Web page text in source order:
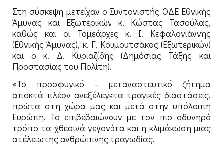
Στη σύσκεψη μετείχαν ο Συντονιστής ΟΔΕ Εθνικής
Άμυνας και Εξωτερικών κ. Κώστας Τασούλας,
καθώς και οι Τομεάρχες κ. Ι. Κεφαλογιάννης
(Εθνικής Άμυνας), κ. Γ. Κουμουτσάκος (Εξωτερικών)
και ο κ. Δ. Κυριαζίδης (Δημόσιας Τάξης και
Προστασίας του Πολίτη).
«Το προσφυγικό – μεταναστευτικό ζήτημα
αποκτά πλέον ανεξέλεγκτα τραγικές διαστάσεις,
πρώτα στη χώρα μας και μετά στην υπόλοιπη
Ευρώπη. Το επιβεβαιώνουν με τον πιο οδυνηρό
τρόπο τα χθεσινά γεγονότα και η κλιμάκωση μιας
ατέλειωτης ανθρώπινης τραγωδίας.